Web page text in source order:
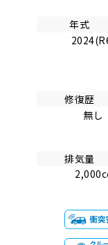
年式
修復歴
無し
排気量